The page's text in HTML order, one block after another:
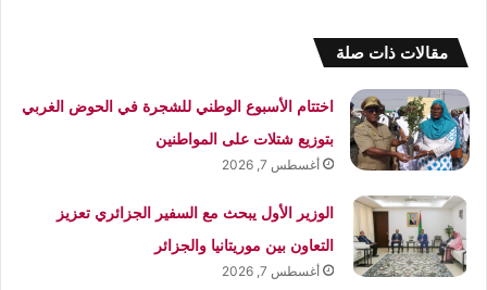
مقالات ذات صلة
اختتام الأسبوع الوطني للشجرة في الحوض الغربي
بتوزيع شتلات على المواطنين
أغسطس 7, 2026
الوزير الأول يبحث مع السفير الجزائري تعزيز
التعاون بين موريتانيا والجزائر
أغسطس 7, 2026